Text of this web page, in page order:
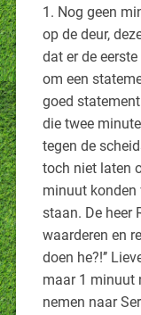
1. Nog geen
op de deur,
dat er de
om een
goed
die twee
tegen de
toch niet laten
minuut konden
staan. De heer
waarderen en
doen he?!’’
maar 1 minuut
nemen naar